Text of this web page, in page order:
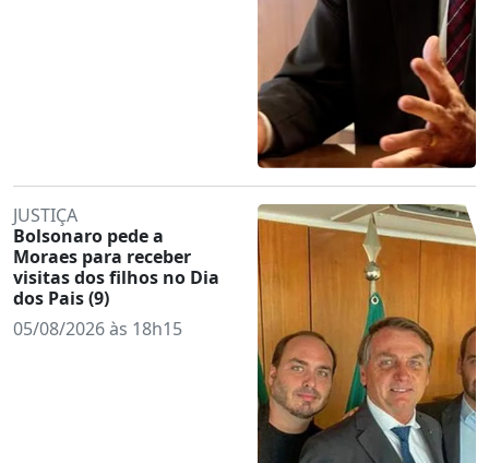
JUSTIÇA
Bolsonaro pede a
Moraes para receber
visitas dos filhos no Dia
dos Pais (9)
05/08/2026 às 18h15